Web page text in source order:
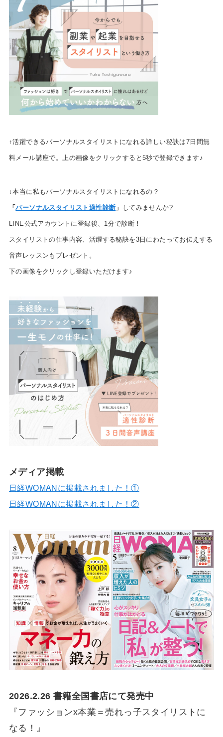
↑活躍できるパーソナルスタイリストになれる詳しい秘訣は7日間無
料メール講座で。上の画像をクリックすると5秒で登録できます♪
↓本当に私もパーソナルスタイリストになれるの？
「パーソナルスタイリスト適性診断」 してみませんか?
LINE公式アカウントに登録後、1分で診断！
スタイリストの仕事内容、活躍する秘訣を3日にわたってお伝えする
音声レッスンもプレゼント。
下の画像をクリックし登録いただけます♪
メディア掲載
日経WOMANに掲載されました！①
日経WOMANに掲載されました！②
2026.2.26 書籍全国書店にて発売中
『ファッションx本業＝売れっ子スタイリストに
なる！』